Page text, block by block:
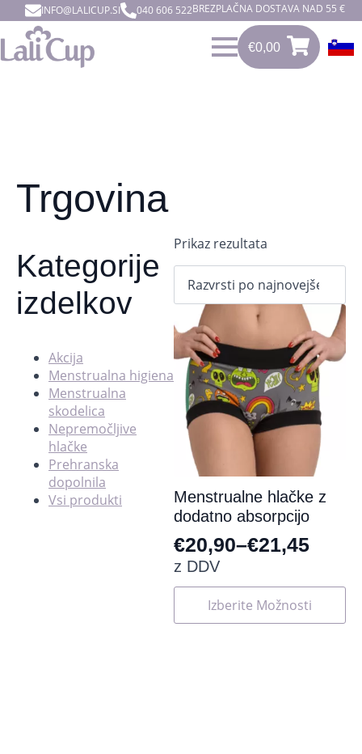
INFO@LALICUP.SI 040 606 522BREZPLAČNA DOSTAVA NAD 55 €
€0,00
€0,00
Trgovina
Kategorije
izdelkov
Akcija
Menstrualna higiena
Menstrualna
skodelica
Nepremočljive
hlačke
Prehranska
dopolnila
Vsi produkti
Prikaz rezultata
Menstrualne hlačke z
dodatno absorpcijo
€20,90–€21,45
Cenovni
razpon:
z DDV
Izberite Možnosti
Ta
izdelek
ima